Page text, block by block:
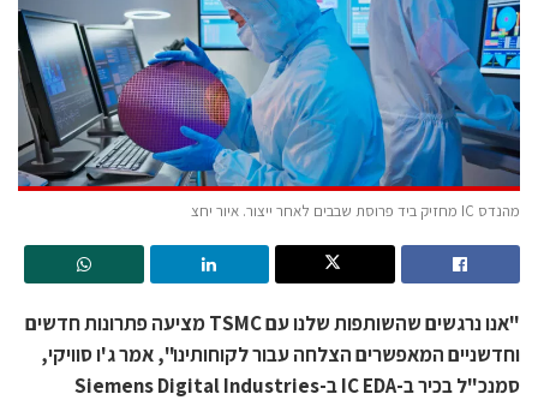
מהנדס IC מחזיק ביד פרוסת שבבים לאחר ייצור. איור יחצ
"אנו נרגשים שהשותפות שלנו עם TSMC מציעה פתרונות חדשים
וחדשניים המאפשרים הצלחה עבור לקוחותינו", אמר ג'ו סוויקי,
סמנכ"ל בכיר ב-IC EDA ב-Siemens Digital Industries